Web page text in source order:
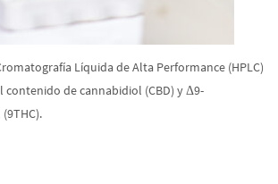
Líquida de Alta Performance (HPLC)
de cannabidiol (CBD) y Δ9-